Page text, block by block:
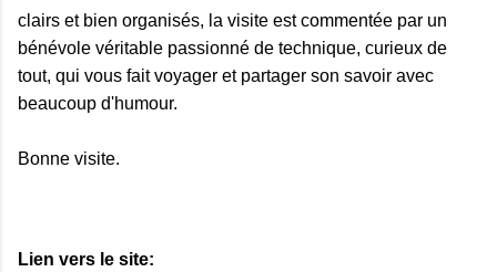
clairs et bien organisés, la visite est commentée par un
bénévole véritable passionné de technique, curieux de
tout, qui vous fait voyager et partager son savoir avec
beaucoup d'humour.
Bonne visite.
Lien vers le site: